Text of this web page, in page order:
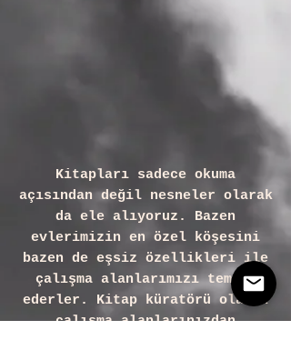
Kitapları sadece okuma
açısından değil nesneler olarak
da ele alıyoruz. Bazen
evlerimizin en özel köşesini
bazen de eşsiz özellikleri ile
çalışma alanlarımızı temsil
ederler. Kitap küratörü olarak
çalışma alanlarınızdan